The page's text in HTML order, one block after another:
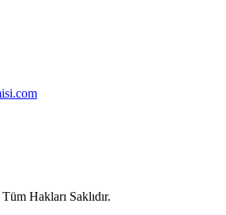
Hakları Saklıdır.